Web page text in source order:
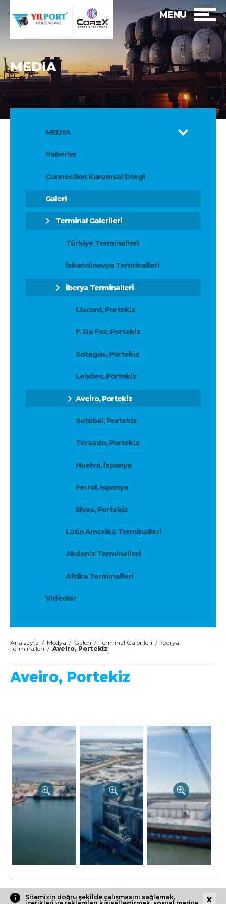
Sitemizin doğru şekilde çalışmasını sağlamak,
MENU
MEDIA
MEDYA
Haberler
Connection Kurumsal Dergi
Galeri
Terminal Galerileri
Türkiye Terminalleri
İskandinavya Terminalleri
İberya Terminalleri
Liscont, Portekiz
F. Da Foz, Portekiz
Sotagus, Portekiz
Leixões, Portekiz
Aveiro, Portekiz
Setúbal, Portekiz
Tersado, Portekiz
Huelva, İspanya
Ferrol, İspanya
Elvas, Portekiz
Latin Amerika Terminalleri
Akdeniz Terminalleri
Afrika Terminalleri
Videolar
Ana sayfa / Medya / Galeri / Terminal Galerileri / İberya
Terminalleri /Aveiro, Portekiz
Aveiro, Portekiz
Paylaş